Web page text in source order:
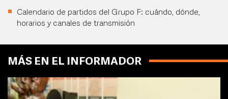
Calendario de partidos del Grupo F: cuándo, dónde,
horarios y canales de transmisión
MÁS EN EL INFORMADOR